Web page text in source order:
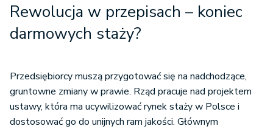
Rewolucja w przepisach – koniec
darmowych staży?
Przedsiębiorcy muszą przygotować się na nadchodzące,
gruntowne zmiany w prawie. Rząd pracuje nad projektem
ustawy, która ma ucywilizować rynek staży w Polsce i
dostosować go do unijnych ram jakości. Głównym